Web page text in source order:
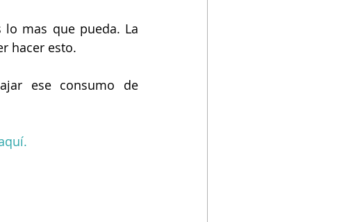
mas que pueda. La
hacer esto.
ese consumo de